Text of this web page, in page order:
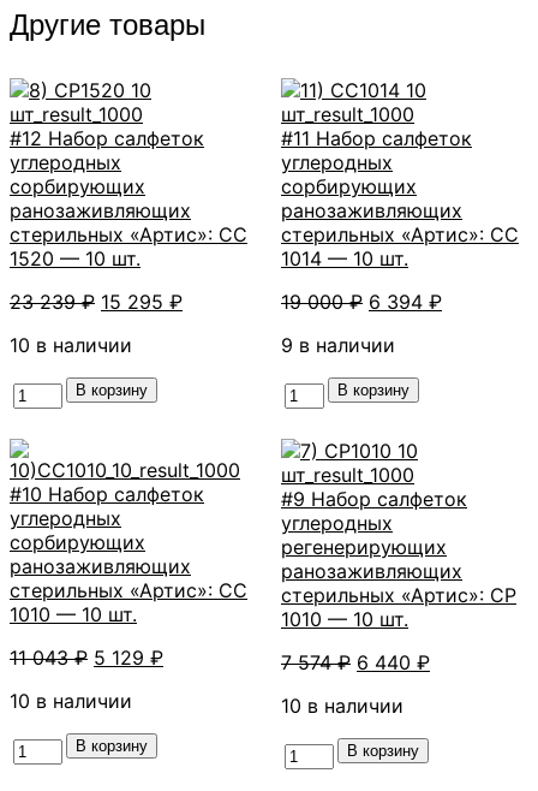
Другие товары
#12 Набор салфеток
углеродных
сорбирующих
ранозаживляющих
стерильных «Артис»: СС
1520 — 10 шт.
23 239₽ Первоначальная
составляла
23
239 ₽.
15 295 ₽Текущая
10 в наличии
Количество
товара
#12
Набор
салфеток
углеродных
сорбирующих
ранозаживляющих
стерильных
«Артис»:
1520
10
В корзину
#11 Набор салфеток
углеродных
сорбирующих
ранозаживляющих
стерильных «Артис»: СС
1014 — 10 шт.
19 000₽ Первоначальная
составляла
19
000 ₽.
6 394 ₽Текущая
9 в наличии
Количество
товара
#11
Набор
салфеток
углеродных
сорбирующих
ранозаживляющих
стерильных
«Артис»:
СС
1014
10
В корзину
#10 Набор салфеток
углеродных
сорбирующих
ранозаживляющих
стерильных «Артис»: СС
1010 — 10 шт.
11 043₽ Первоначальная
составляла
11
043 ₽.
5 129 ₽Текущая
10 в наличии
Количество
товара
В корзину
#9 Набор салфеток
углеродных
регенерирующих
ранозаживляющих
стерильных «Артис»: СР
1010 — 10 шт.
7 574₽ Первоначальная
составляла
7
574 ₽.
6 440 ₽Текущая
10 в наличии
Количество
товара
В корзину